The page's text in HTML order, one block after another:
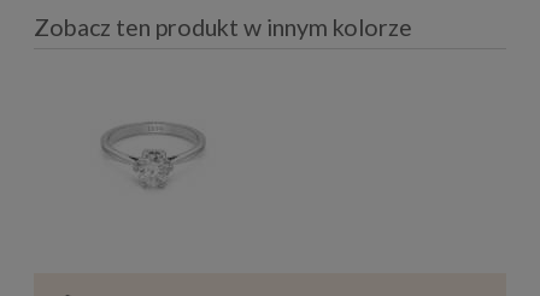
Zobacz ten produkt w innym kolorze